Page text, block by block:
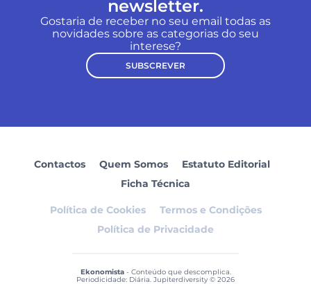
newsletter.
Gostaria de receber no seu email todas as
novidades sobre as categorias do seu
interese?
SUBSCREVER
Contactos Quem Somos
Estatuto Editorial
Ficha Técnica
Política de Cookies
Termos e Condições
Política de Privacidade
Ekonomista- Conteúdo que descomplica.
Periodicidade: Diária. Jupiterdiversity © 2026